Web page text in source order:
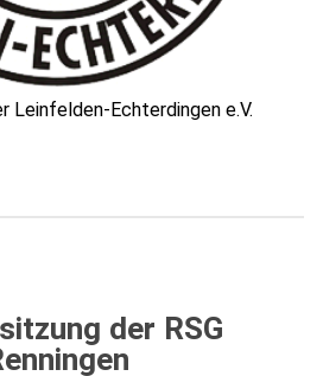
Leinfelden-Echterdingen e.V.
der RSG